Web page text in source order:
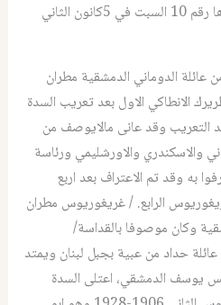
2- جريدة المنار البيروتية بعددها رقم 10 السبت في 5كانون الثاني
عائلة الدوماني الدمشقية مطران
من 1864-1898 والبطريرك الانطاكي الاول بعد تعريب السدة
1906 وهو رائد التعريب وقد عانى مالايوصف من
والاسكندري والاورشليمي ورئاسة
به وقد تم الاعتراف بعد اربع
الرابع. / غريغوريوس مطران
وكان موصوفا بالقداسة/
حداد من عبية بجبل لبنان ويمتد
يوسف الدمشقي، اعتلى السدة